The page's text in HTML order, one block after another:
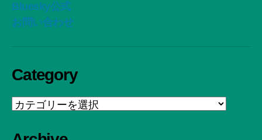
Bluesky公式
お問い合わせ
Category
Category